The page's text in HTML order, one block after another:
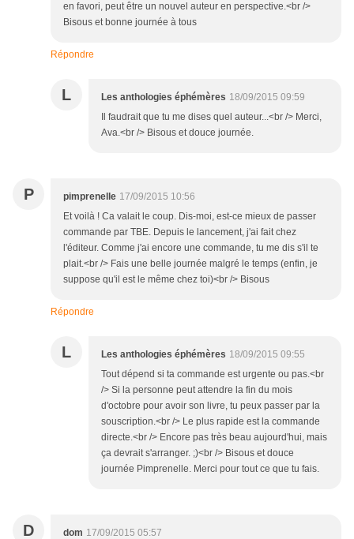
en favori, peut être un nouvel auteur en perspective.<br />
Bisous et bonne journée à tous
Répondre
L Les anthologies éphémères 18/09/2015 09:59
Il faudrait que tu me dises quel auteur...<br /> Merci,
Ava.<br /> Bisous et douce journée.
P pimprenelle 17/09/2015 10:56
Et voilà ! Ca valait le coup. Dis-moi, est-ce mieux de passer
commande par TBE. Depuis le lancement, j'ai fait chez
l'éditeur. Comme j'ai encore une commande, tu me dis s'il te
plait.<br /> Fais une belle journée malgré le temps (enfin, je
suppose qu'il est le même chez toi)<br /> Bisous
Répondre
L Les anthologies éphémères 18/09/2015 09:55
Tout dépend si ta commande est urgente ou pas.<br
/> Si la personne peut attendre la fin du mois
d'octobre pour avoir son livre, tu peux passer par la
souscription.<br /> Le plus rapide est la commande
directe.<br /> Encore pas très beau aujourd'hui, mais
ça devrait s'arranger. ;)<br /> Bisous et douce
journée Pimprenelle. Merci pour tout ce que tu fais.
D dom 17/09/2015 05:57